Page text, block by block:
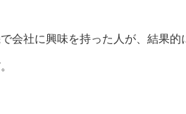
会社に興味を持った人が、結果的